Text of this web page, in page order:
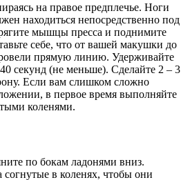
на правое предплечье. Ноги
находиться непосредственно под
мышцы пресса и поднимите
себе, что от вашей макушки до
прямую линию. Удерживайте
секунд (не меньше). Сделайте 2 – 3
Если вам слишком сложно
в первое время выполняйте
коленями.
по бокам ладонями вниз.
в коленях, чтобы они